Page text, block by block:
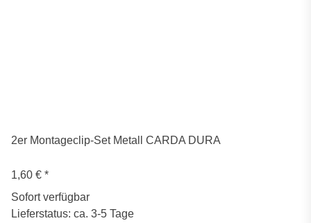
2er Montageclip-Set Metall CARDA DURA
1,60 € *
Sofort verfügbar
Lieferstatus: ca. 3-5 Tage